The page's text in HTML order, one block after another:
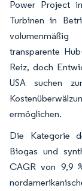
Power Project
Turbinen in
volumenmäßig
transparente
Reiz, doch
USA suchen
ermöglichen.
Die Kategorie
Biogas und
CAGR von 9,9